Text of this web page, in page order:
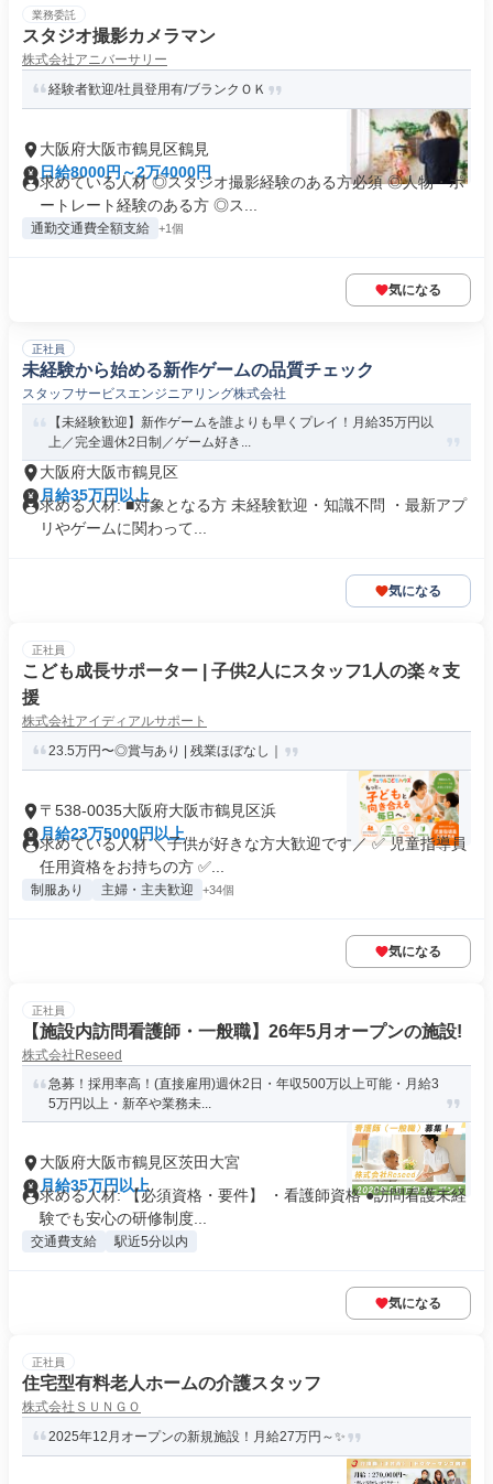
業務委託
スタジオ撮影カメラマン
株式会社アニバーサリー
経験者歓迎/社員登用有/ブランクＯＫ
大阪府大阪市鶴見区鶴見
日給8000円～2万4000円
求めている人材 ◎スタジオ撮影経験のある方必須 ◎人物・ポ
ートレート経験のある方 ◎ス...
通勤交通費全額支給 +1個
気になる
正社員
未経験から始める新作ゲームの品質チェック
スタッフサービスエンジニアリング株式会社
【未経験歓迎】新作ゲームを誰よりも早くプレイ！月給35万円以
上／完全週休2日制／ゲーム好き...
大阪府大阪市鶴見区
月給35万円以上
求める人材: ■対象となる方 未経験歓迎・知識不問 ・最新アプ
リやゲームに関わって...
気になる
正社員
こども成長サポーター | 子供2人にスタッフ1人の楽々支
援
株式会社アイディアルサポート
23.5万円〜◎賞与あり | 残業ほぼなし｜
〒538-0035大阪府大阪市鶴見区浜
月給23万5000円以上
求めている人材 ＼子供が好きな方大歓迎です／ ✅ 児童指導員
任用資格をお持ちの方 ✅...
制服あり 主婦・主夫歓迎 +34個
気になる
正社員
【施設内訪問看護師・一般職】26年5月オープンの施設!
株式会社Reseed
急募！採用率高！(直接雇用)週休2日・年収500万以上可能・月給3
5万円以上・新卒や業務未...
大阪府大阪市鶴見区茨田大宮
月給35万円以上
求める人材: 【必須資格・要件】 ・看護師資格 ●訪問看護未経
験でも安心の研修制度...
交通費支給 駅近5分以内
気になる
正社員
住宅型有料老人ホームの介護スタッフ
株式会社ＳＵＮＧＯ
2025年12月オープンの新規施設！月給27万円～✨